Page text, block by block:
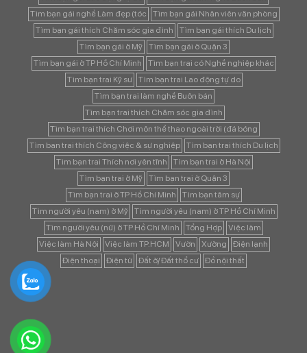
Tìm bạn gái nghề Làm đẹp (tóc
Tìm bạn gái Nhân viên văn phòng
Tìm bạn gái thích Chăm sóc gia đình
Tìm bạn gái thích Du lịch
Tìm bạn gái ở Mỹ
Tìm bạn gái ở Quận 3
Tìm bạn gái ở TP Hồ Chí Minh
Tìm bạn trai có Nghề nghiệp khác
Tìm bạn trai Kỹ sư
Tìm bạn trai Lao động tự do
Tìm bạn trai làm nghề Buôn bán
Tìm bạn trai thích Chăm sóc gia đình
Tìm bạn trai thích Chơi môn thể thao ngoài trời (đá bóng
Tìm bạn trai thích Công việc & sự nghiệp
Tìm bạn trai thích Du lịch
Tìm bạn trai Thích nơi yên tĩnh
Tìm bạn trai ở Hà Nội
Tìm bạn trai ở Mỹ
Tìm bạn trai ở Quận 3
Tìm bạn trai ở TP Hồ Chí Minh
Tìm bạn tâm sự
Tìm người yêu (nam) ở Mỹ
Tìm người yêu (nam) ở TP Hồ Chí Minh
Tìm người yêu (nữ) ở TP Hồ Chí Minh
Tổng Hợp
Việc làm
Việc làm Hà Nội
Việc làm TP.HCM Vườn Xưởng
Điện lạnh
Điện thoại
Điện tử Đất ở/ Đất thổ cư Đồ nội thất